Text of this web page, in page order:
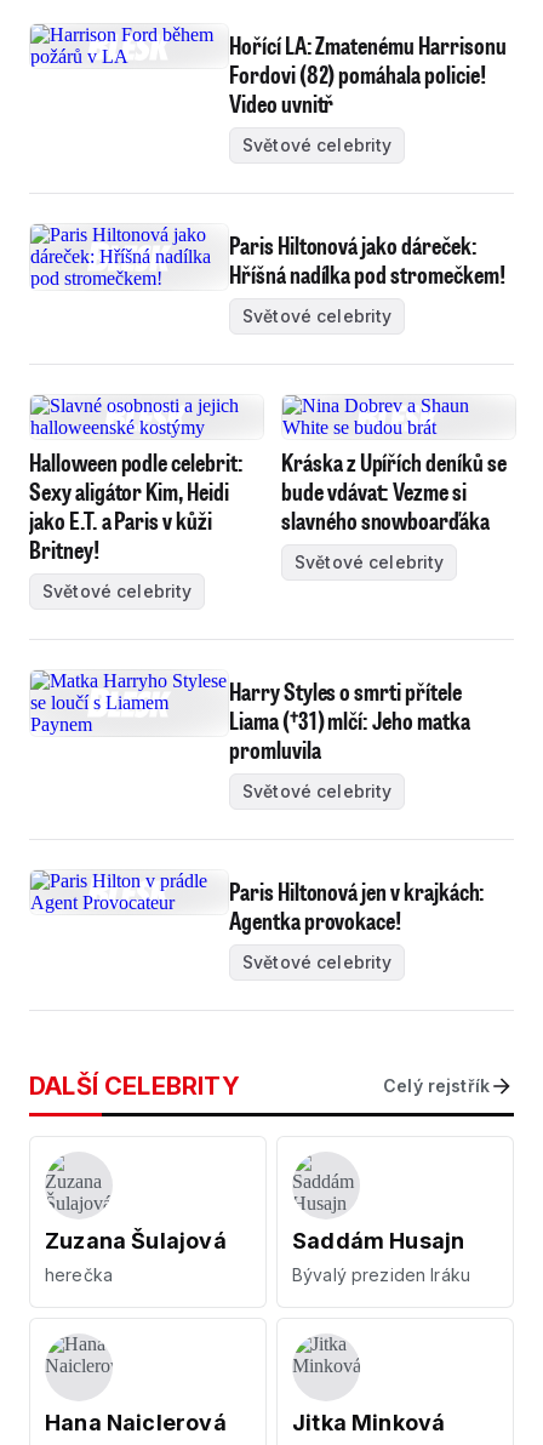
Hořící LA: Zmatenému Harrisonu
Fordovi (82) pomáhala policie!
Video uvnitř
Světové celebrity
Paris Hiltonová jako dáreček:
Hříšná nadílka pod stromečkem!
Světové celebrity
Halloween podle celebrit:
Sexy aligátor Kim, Heidi
jako E.T. a Paris v kůži
Britney!
Světové celebrity
Kráska z Upířích deníků se
bude vdávat: Vezme si
slavného snowboarďáka
Světové celebrity
Harry Styles o smrti přítele
Liama (†31) mlčí: Jeho matka
promluvila
Světové celebrity
Paris Hiltonová jen v krajkách:
Agentka provokace!
Světové celebrity
DALŠÍ CELEBRITY Celý rejstřík
Zuzana Šulajová
herečka
Saddám Husajn
Bývalý preziden Iráku
Hana Naiclerová Jitka Minková